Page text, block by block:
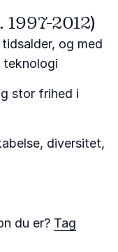
2012)
og med
stor frihed i
diversitet,
du er? Tag